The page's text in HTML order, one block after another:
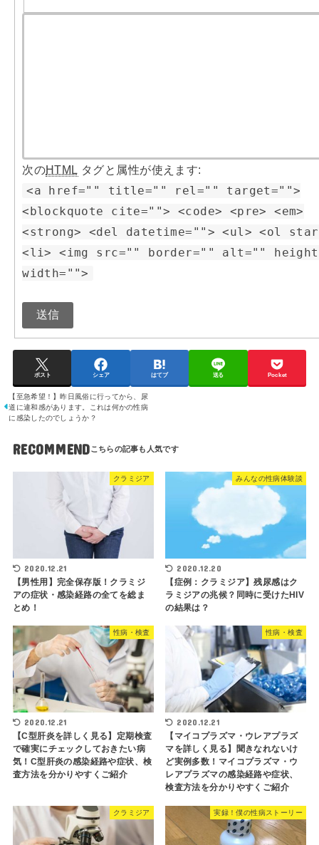
次のHTML タグと属性が使えます:
<a href="" title="" rel="" target="">
<blockquote cite=""> <code> <pre> <em>
<strong> <del datetime=""> <ul> <ol
<li> <img src="" border="" alt=""
width="">
送信
ポスト シェア はてブ 送る Pocket
【至急希望！】昨日風俗に行ってから、尿
道に違和感があります。これは何かの性病
に感染したのでしょうか？
RECOMMEND
クラミジア
2020.12.21
【男性用】完全保存版！クラミジ
アの症状・感染経路の全てを総ま
とめ！
みんなの性病体験談
2020.12.20
【症例：クラミジア】残尿感はク
ラミジアの兆候？同時に受けたHIV
の結果は？
性病・検査
2020.12.21
【C型肝炎を詳しく見る】定期検査
で確実にチェックしておきたい病
気！C型肝炎の感染経路や症状、検
査方法を分かりやすくご紹介
性病・検査
2020.12.21
【マイコプラズマ・ウレアプラズ
マを詳しく見る】聞きなれないけ
ど実例多数！マイコプラズマ・ウ
レアプラズマの感染経路や症状、
検査方法を分かりやすくご紹介
クラミジア 実録！僕の性病ストーリー